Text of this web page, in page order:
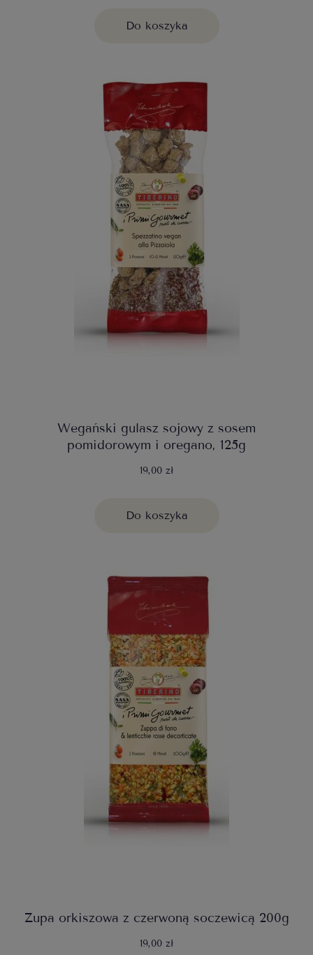
Do koszyka
Wegański gulasz sojowy z sosem
pomidorowym i oregano, 125g
19,00 zł
Do koszyka
Zupa orkiszowa z czerwoną soczewicą 200g
19,00 zł